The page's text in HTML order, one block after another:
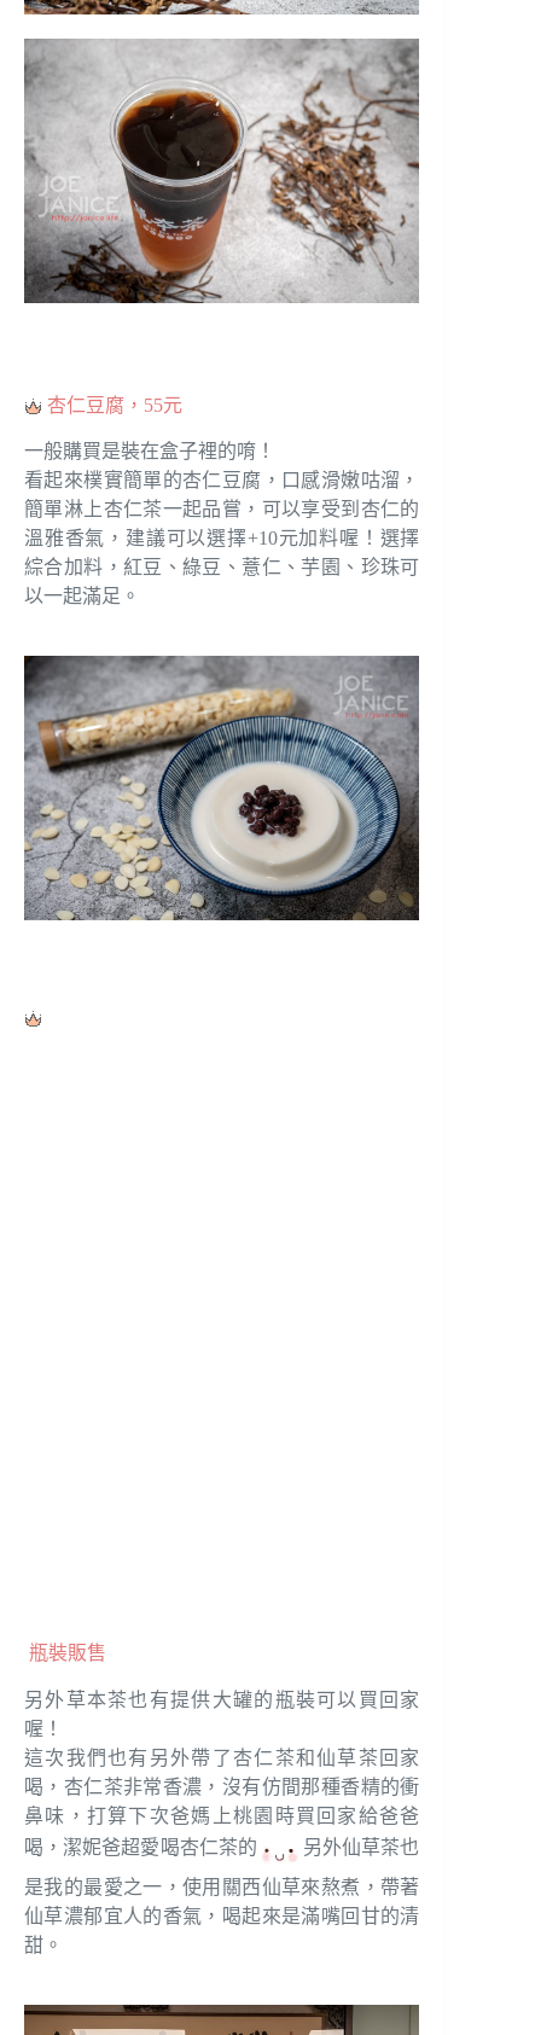
杏仁豆腐，55元
一般購買是裝在盒子裡的唷！
看起來樸實簡單的杏仁豆腐，口感滑嫩咕溜，
簡單淋上杏仁茶一起品嘗，可以享受到杏仁的
溫雅香氣，建議可以選擇+10元加料喔！選擇
綜合加料，紅豆、綠豆、薏仁、芋園、珍珠可
以一起滿足。
瓶裝販售
另外草本茶也有提供大罐的瓶裝可以買回家
喔！
這次我們也有另外帶了杏仁茶和仙草茶回家
喝，杏仁茶非常香濃，沒有仿間那種香精的衝
鼻味，打算下次爸媽上桃園時買回家給爸爸
喝，潔妮爸超愛喝杏仁茶的
另外仙草茶也
是我的最愛之一，使用關西仙草來熬煮，帶著
仙草濃郁宜人的香氣，喝起來是滿嘴回甘的清
甜。